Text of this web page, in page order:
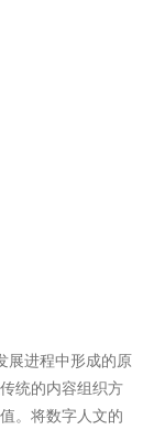
展进程中形成的原
统的内容组织方
。将数字人文的